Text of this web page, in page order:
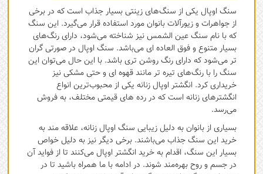
سنگ اوپال یکی از سنگ‌های زینتی بسیار جذاب است که در برخی
از جواهرات و زیورآلات بانوان مورد استفاده قرار می‌گیرد. این سنگ
که با نام سنگ عین الشمس نیز شناخته می‌شود، دارای رنگ‌های
بسیار متنوع و فوق العاده ای می‌باشد. سنگ اوپال در صورتی گران
تر می‌شود که دارای رنگ روشن تری باشد. با این حال می‌توان این
سنگ را با رنگ‌های تیره ‌تر مانند قهوه ای و حتی مشکی نیز
خریداری کرد. انگشتر اوپال زنانه یکی از محبوب‌ترین انواع
انگشترهای زنانه است که در رده های قیمتی مختلف، به فروش
می‌رسد.
بسیاری از بانوان به دلیل زیبایی سنگ اوپال زنانه، علاقه ‌مند به
خرید این سنگ جذاب می‌باشند. برخی دیگر نیز به دلیل خواص
بسیار این سنگ، اقدام به خرید انگشتر اوپال می‌کنند تا از فواید آن
در جسم و روح بهره‌مند شوند. در ادامه با ما همراه باشید تا در